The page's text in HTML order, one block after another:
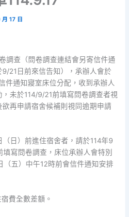
17 日
調查（問卷調查連結會另寄信件通
21日前來信告知），承辦人會於
件通知寢室床位分配，收到承辦人
未於114/9/21前填寫問卷調查者視
再申請宿舍候補則視同逾期申請
日）前進住宿舍者，請於114年9
寫問卷調查，床位承辦人會特別
（五）中午12時前會信件通知安排
費全數差額。